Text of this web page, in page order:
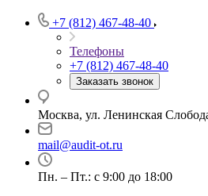
+7 (812) 467-48-40
Телефоны
+7 (812) 467-48-40
Заказать звонок
Москва, ул. Ленинская
mail@audit-ot.ru
Пн. – Пт.: с 9:00 до 18:00